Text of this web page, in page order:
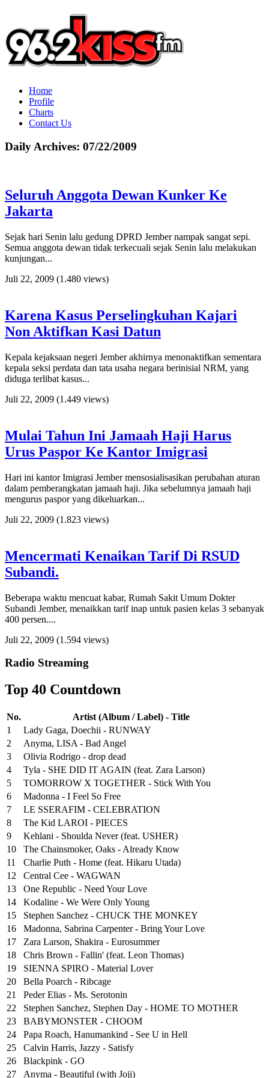
Home
Profile
Charts
Contact Us
Daily Archives: 07/22/2009
Seluruh Anggota Dewan Kunker Ke
Jakarta
Sejak hari Senin lalu gedung DPRD Jember nampak sangat sepi.
Semua anggota dewan tidak terkecuali sejak Senin lalu melakukan
kunjungan...
Juli 22, 2009 (1.480 views)
Karena Kasus Perselingkuhan Kajari
Non Aktifkan Kasi Datun
Kepala kejaksaan negeri Jember akhirnya menonaktifkan sementara
kepala seksi perdata dan tata usaha negara berinisial NRM, yang
diduga terlibat kasus...
Juli 22, 2009 (1.449 views)
Mulai Tahun Ini Jamaah Haji Harus
Urus Paspor Ke Kantor Imigrasi
Hari ini kantor Imigrasi Jember mensosialisasikan perubahan aturan
dalam pemberangkatan jamaah haji. Jika sebelumnya jamaah haji
mengurus paspor yang dikeluarkan...
Juli 22, 2009 (1.823 views)
Mencermati Kenaikan Tarif Di RSUD
Subandi.
Beberapa waktu mencuat kabar, Rumah Sakit Umum Dokter
Subandi Jember, menaikkan tarif inap untuk pasien kelas 3 sebanyak
400 persen....
Juli 22, 2009 (1.594 views)
Radio Streaming
Top 40 Countdown
No.
Artist (Album / Label) - Title
1
Lady Gaga, Doechii - RUNWAY
2
Anyma, LISA - Bad Angel
3
Olivia Rodrigo - drop dead
4
Tyla - SHE DID IT AGAIN (feat. Zara Larson)
5
TOMORROW X TOGETHER - Stick With You
6
Madonna - I Feel So Free
7
LE SSERAFIM - CELEBRATION
8
The Kid LAROI - PIECES
9
Kehlani - Shoulda Never (feat. USHER)
10
The Chainsmoker, Oaks - Already Know
11
Charlie Puth - Home (feat. Hikaru Utada)
12
Central Cee - WAGWAN
13
One Republic - Need Your Love
14
Kodaline - We Were Only Young
15
Stephen Sanchez - CHUCK THE MONKEY
16
Madonna, Sabrina Carpenter - Bring Your Love
17
Zara Larson, Shakira - Eurosummer
18
Chris Brown - Fallin' (feat. Leon Thomas)
19
SIENNA SPIRO - Material Lover
20
Bella Poarch - Ribcage
21
Peder Elias - Ms. Serotonin
22
Stephen Sanchez, Stephen Day - HOME TO MOTHER
23
BABYMONSTER - CHOOM
24
Papa Roach, Hanumankind - See U in Hell
25
⁠Calvin Harris, Jazzy - Satisfy
26
Blackpink - GO
27
Anyma - Beautiful (with Joji)